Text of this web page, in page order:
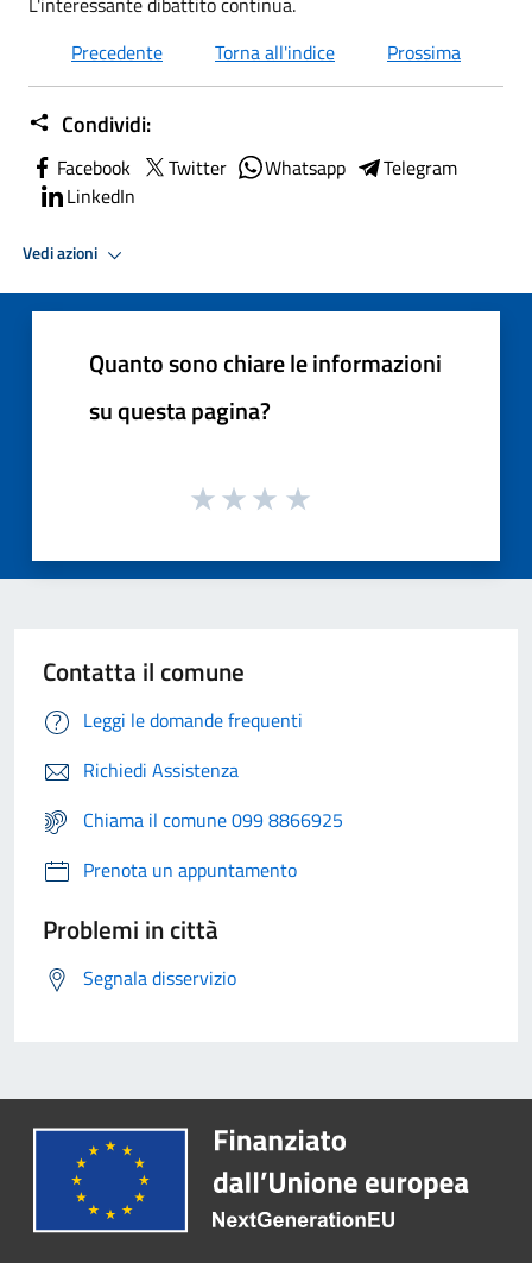
Precedente
Torna all'indice Prossima
Condividi:
Facebook Twitter Whatsapp
Telegram
LinkedIn
Vedi azioni
Quanto sono chiare le informazioni
su questa pagina?
Contatta il comune
Leggi le domande frequenti
Richiedi Assistenza
Chiama il comune 099 8866925
Prenota un appuntamento
Problemi in città
Segnala disservizio